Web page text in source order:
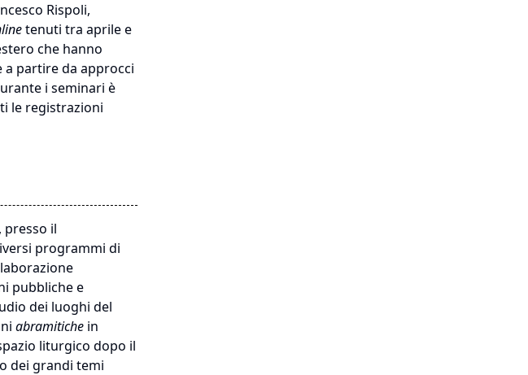
Rispoli,
tenuti tra aprile e
che hanno
partire da approcci
i seminari è
le registrazioni
presso il
programmi di
pubbliche e
dei luoghi del
abramitiche in
liturgico dopo il
dei grandi temi